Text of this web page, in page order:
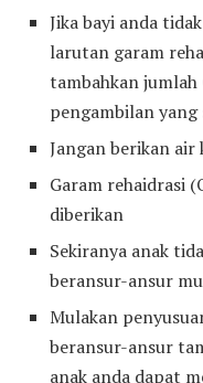
Jika bayi anda
larutan garam
tambahkan jumlah
pengambilan yang
Jangan berikan air
Garam rehaidrasi
diberikan
Sekiranya anak
beransur-ansur
Mulakan
beransur-ansur
anak anda dapat